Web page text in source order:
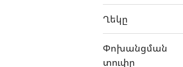
Dooxin
DS
Ղեկը
Փոխանցման
տուփը